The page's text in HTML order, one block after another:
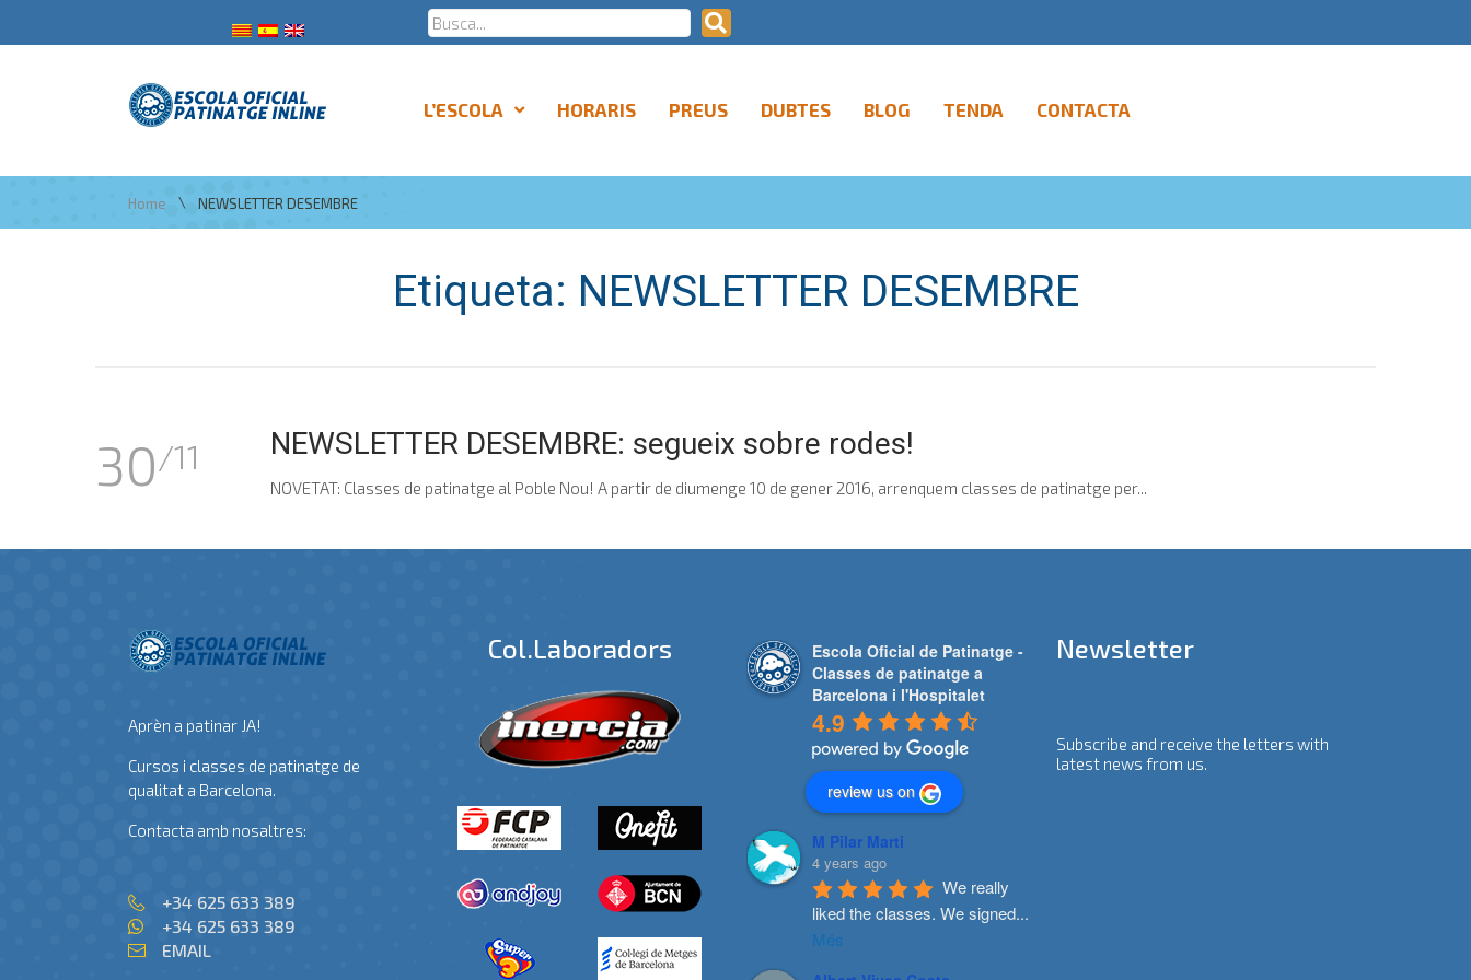
L’ESCOLA HORARIS PREUS DUBTES BLOG TENDA CONTACTA
Home \ NEWSLETTER DESEMBRE
Etiqueta: NEWSLETTER DESEMBRE
30/11 NEWSLETTER DESEMBRE: segueix sobre rodes!
NOVETAT: Classes de patinatge al Poble Nou! A partir de diumenge 10 de gener 2016, arrenquem classes de patinatge per...
Aprèn a patinar JA!
Cursos i classes de patinatge de
qualitat a Barcelona.
Contacta amb nosaltres:
+34 625 633 389
+34 625 633 389
EMAIL
Col.laboradors
Escola Oficial de Patinatge -
Classes de patinatge a
Barcelona i l'Hospitalet
4.9
review us on
M Pilar Marti
4 years ago
We really
liked the classes. We signed...
Més
Newsletter
Subscribe and receive the letters with
latest news from us.